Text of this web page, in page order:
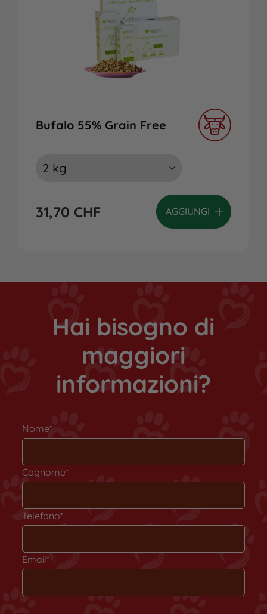
Bufalo 55% Grain Free
31,70 CHF AGGIUNGI
Hai bisogno di
maggiori
informazioni?
Nome*
Cognome*
Telefono*
Email*